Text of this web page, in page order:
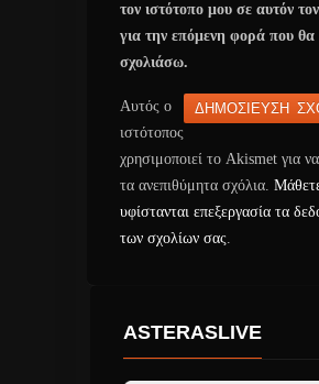
τον ιστότοπο μου σε αυτόν
για την επόμενη φορά που θα
σχολιάσω.
Αυτός ο
ιστότοπος
χρησιμοποιεί το Akismet για
τα ανεπιθύμητα σχόλια.
υφίστανται επεξεργασία τα
των σχολίων σας.
ASTERASLIVE